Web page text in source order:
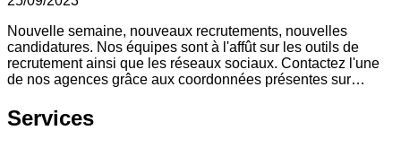
Nouvelle semaine, nouveaux recrutements, nouvelles
candidatures. Nos équipes sont à l'affût sur les outils de
recrutement ainsi que les réseaux sociaux. Contactez l'une
de nos agences grâce aux coordonnées présentes sur…
Services